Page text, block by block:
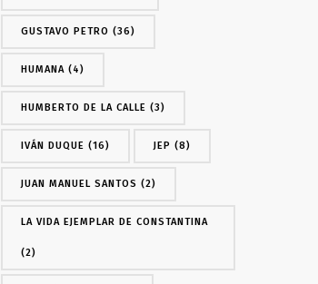
GUSTAVO PETRO (36)
HUMANA(4)
HUMBERTO DE LA CALLE (3)
IVÁN DUQUE (16) JEP (8)
JUAN MANUEL SANTOS (2)
LA VIDA EJEMPLAR DE CONSTANTINA
(2)